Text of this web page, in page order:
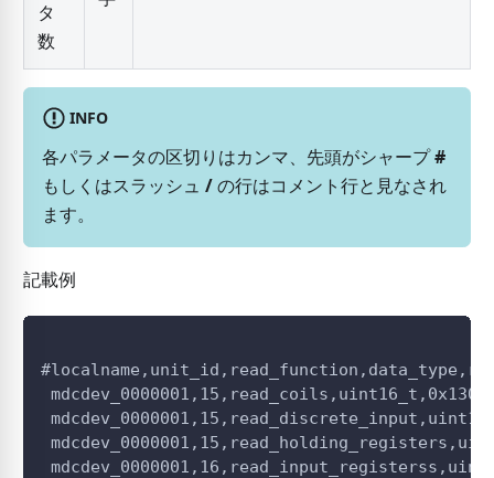
タ
数
INFO
各パラメータの区切りはカンマ、先頭がシャープ#
もしくはスラッシュ /の行はコメント行と見なされ
ます。
記載例